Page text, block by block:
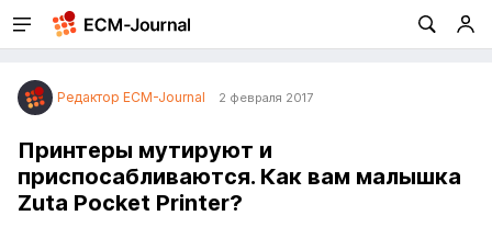
Редактор ECM-Journal 2 февраля 2017
Принтеры мутируют и
приспосабливаются. Как вам малышка
Zuta Pocket Printer?